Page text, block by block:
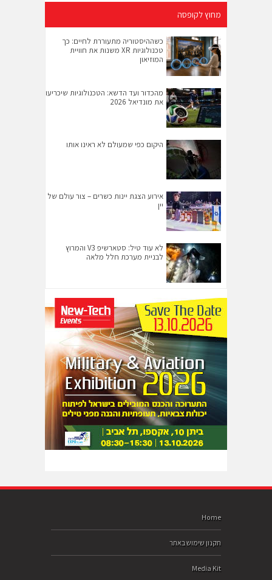
מחוץ לקופסה
כשההיסטוריה מתעוררת לחיים: כך
טכנולוגיות XR משנות את חוויית
המוזיאון
מהכדור ועד הדשא: הטכנולוגיות שיכריעו
את מונדיאל 2026
היקום כפי שמעולם לא ראינו אותו
אירוע הצגת יינות כשרים – צור עולם של
יין
לא עוד טיל: סטארשיפ V3 והמרוץ
לבניית מערכת חלל מלאה
Home
תקנון שימוש באתר
Media Kit